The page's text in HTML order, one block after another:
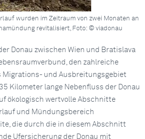
wurden im Zeitraum von zwei Monaten an
revitalisiert, Foto: © viadonau
Donau zwischen Wien und Bratislava
den zahlreiche
Migrations- und Ausbreitungsgebiet
Kilometer lange Nebenfluss der Donau
ökologisch wertvolle Abschnitte
und Mündungsbereich
die durch die in diesem Abschnitt
Ufersicherung der Donau mit